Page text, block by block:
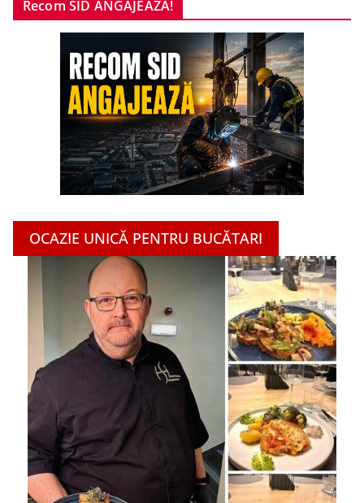
Recom SID ANGAJEAZĂ!
OCAZIE UNICĂ PENTRU BUCĂTARI